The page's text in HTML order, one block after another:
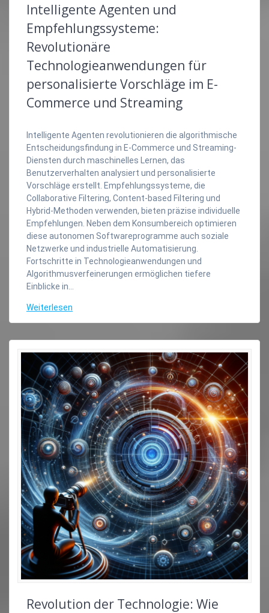
Intelligente Agenten und
Empfehlungssysteme:
Revolutionäre
Technologieanwendungen für
personalisierte Vorschläge im E-
Commerce und Streaming
Intelligente Agenten revolutionieren die algorithmische
Entscheidungsfindung in E-Commerce und Streaming-
Diensten durch maschinelles Lernen, das
Benutzerverhalten analysiert und personalisierte
Vorschläge erstellt. Empfehlungssysteme, die
Collaborative Filtering, Content-based Filtering und
Hybrid-Methoden verwenden, bieten präzise individuelle
Empfehlungen. Neben dem Konsumbereich optimieren
diese autonomen Softwareprogramme auch soziale
Netzwerke und industrielle Automatisierung.
Fortschritte in Technologieanwendungen und
Algorithmusverfeinerungen ermöglichen tiefere
Einblicke in…
Weiterlesen
Revolution der Technologie: Wie